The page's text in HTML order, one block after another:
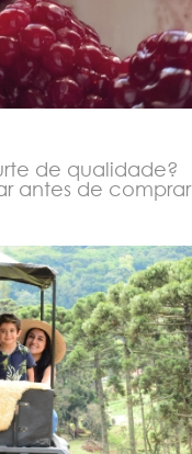
de qualidade?
antes de comprar